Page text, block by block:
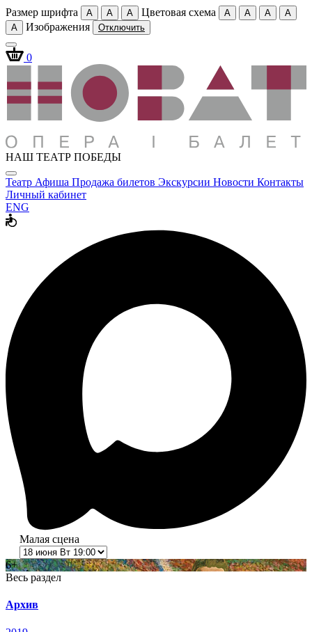
Размер шрифта A A A Цветовая схема A A A
A
A
Изображения Отключить
0
НАШ ТЕАТР ПОБЕДЫ
Театр Афиша Продажа билетов Экскурсии Новости Контакты
Личный кабинет
ENG
Малая сцена
6+
Весь раздел
Архив